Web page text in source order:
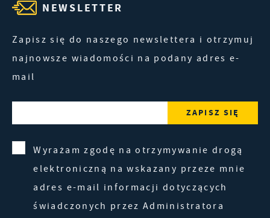
NEWSLETTER
Zapisz się do naszego newslettera i otrzymuj
najnowsze wiadomości na podany adres e-
mail
Wyrażam zgodę na otrzymywanie drogą
elektroniczną na wskazany przeze mnie
adres e-mail informacji dotyczących
świadczonych przez Administratora